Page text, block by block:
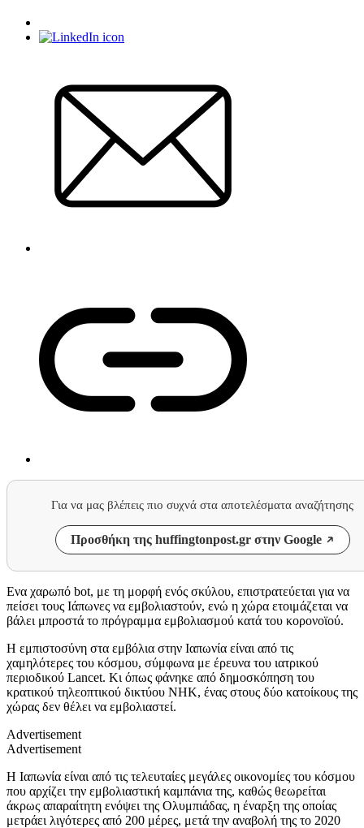
Για να μας βλέπεις πιο συχνά στα αποτελέσματα αναζήτησης
Προσθήκη της huffingtonpost.gr στην Google
Ενα χαρωπό bot, με τη μορφή ενός σκύλου, επιστρατεύεται για να
πείσει τους Ιάπωνες να εμβολιαστούν, ενώ η χώρα ετοιμάζεται να
βάλει μπροστά το πρόγραμμα εμβολιασμού κατά του κορονοϊού.
Η εμπιστοσύνη στα εμβόλια στην Ιαπωνία είναι από τις
χαμηλότερες του κόσμου, σύμφωνα με έρευνα του ιατρικού
περιοδικού Lancet. Κι όπως φάνηκε από δημοσκόπηση του
κρατικού τηλεοπτικού δικτύου NHK, ένας στους δύο κατοίκους της
χώρας δεν θέλει να εμβολιαστεί.
Advertisement
Advertisement
Η Ιαπωνία είναι από τις τελευταίες μεγάλες οικονομίες του κόσμου
που αρχίζει την εμβολιαστική καμπάνια της, καθώς θεωρείται
άκρως απαραίτητη ενόψει της Ολυμπιάδας, η έναρξη της οποίας
μετράει λιγότερες από 200 μέρες, μετά την αναβολή της το 2020